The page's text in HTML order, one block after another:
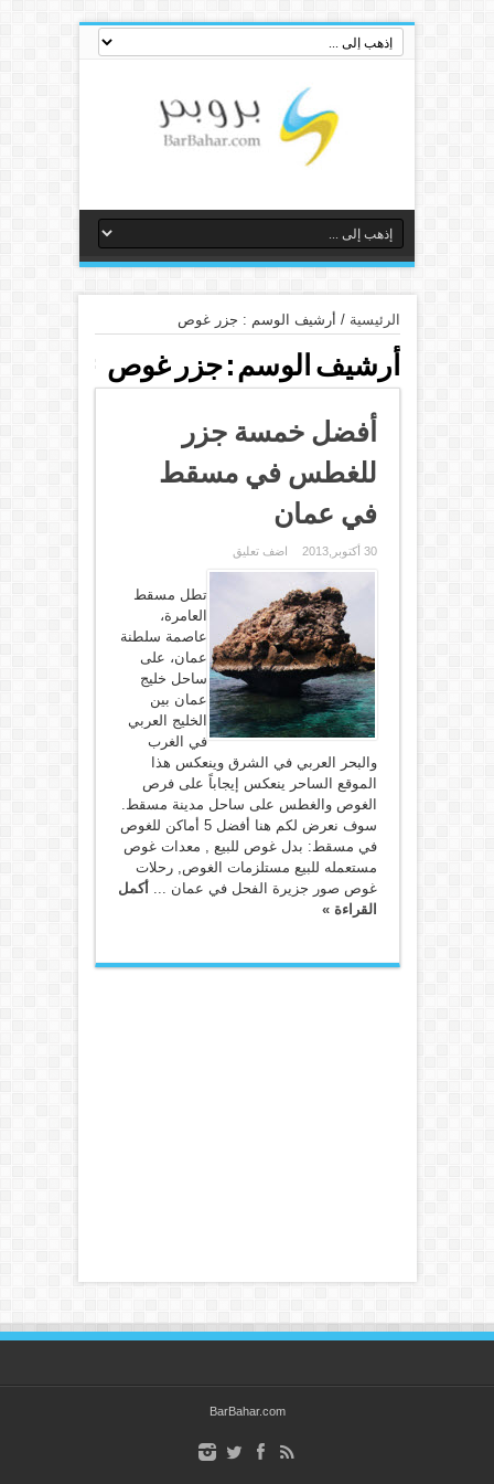
الرئيسية / أرشيف الوسم : جزر غوص
أرشيف الوسم :جزر غوص
أفضل خمسة جزر
للغطس في مسقط
في عمان
30 أكتوبر,2013 اضف تعليق
تطل مسقط
العامرة،
عاصمة سلطنة
عمان، على
ساحل خليج
عمان بين
الخليج العربي
في الغرب
والبحر العربي في الشرق وينعكس هذا
الموقع الساحر ينعكس إيجاباً على فرص
الغوص والغطس على ساحل مدينة مسقط.
سوف نعرض لكم هنا أفضل 5 أماكن للغوص
في مسقط: بدل غوص للبيع , معدات غوص
مستعمله للبيع مستلزمات الغوص, رحلات
غوص صور جزيرة الفحل في عمان ... أكمل
القراءة »
BarBahar.com